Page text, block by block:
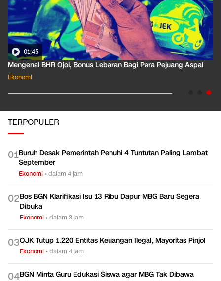
01:35
Pahami Dampak Kenaikan Suku Bunga Acuan ke Cicilan KPR
Ekonomi
TERPOPULER
01Buruh Desak Pemerintah Penuhi 4 Tuntutan Paling Lambat
September
Ekonomi •dalam 4 jam
02Bos BGN Klarifikasi Isu 13 Ribu Dapur MBG Baru Segera
Dibuka
Ekonomi •dalam 3 jam
03OJK Tutup 1.220 Entitas Keuangan Ilegal, Mayoritas Pinjol
Ekonomi •dalam 4 jam
04BGN Minta Guru Edukasi Siswa agar MBG Tak Dibawa